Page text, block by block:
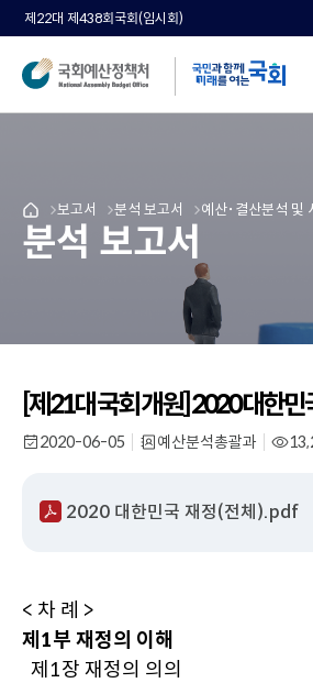
제22대 제438회국회(임시회)
국
회
예
처
인
페
이
메
뉴
보고서
메
뉴
로
분석 보고서
메
로
이
동
예산･결산분석 및
분석 보고서
[제21대 국회 개원] 2020 대한민
작
2020-06-05 부
예산분석총괄과
2020 대한민국 재정(전체).pdf
< 차 례 >
제1부 재정의 이해
제1장 재정의 의의